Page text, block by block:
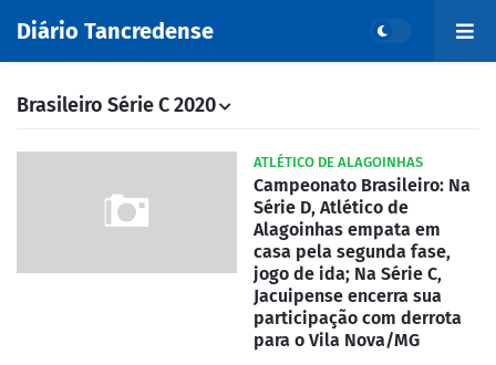
Diário Tancredense
Brasileiro Série C 2020
ATLÉTICO DE ALAGOINHAS
Campeonato Brasileiro: Na
Série D, Atlético de
Alagoinhas empata em
casa pela segunda fase,
jogo de ida; Na Série C,
Jacuipense encerra sua
participação com derrota
para o Vila Nova/MG